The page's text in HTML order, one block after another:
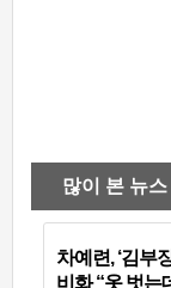
많이 본 뉴스
차예련, ‘김부
비화 “옷 벗는